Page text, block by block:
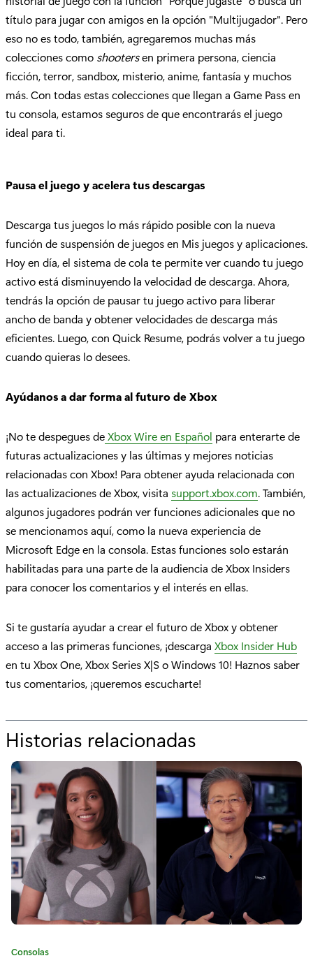
título para jugar con amigos en la opción "Multijugador". Pero
eso no es todo, también, agregaremos muchas más
colecciones como shootersen primera persona, ciencia
ficción, terror, sandbox, misterio, anime, fantasía y muchos
más. Con todas estas colecciones que llegan a Game Pass en
tu consola, estamos seguros de que encontrarás el juego
ideal para ti.
Pausa el juego y acelera tus descargas
Descarga tus juegos lo más rápido posible con la nueva
función de suspensión de juegos en Mis juegos y aplicaciones.
Hoy en día, el sistema de cola te permite ver cuando tu juego
activo está disminuyendo la velocidad de descarga. Ahora,
tendrás la opción de pausar tu juego activo para liberar
ancho de banda y obtener velocidades de descarga más
eficientes. Luego, con Quick Resume, podrás volver a tu juego
cuando quieras lo desees.
Ayúdanos a dar forma al futuro de Xbox
¡No te despegues deXbox Wire en Español para enterarte de
futuras actualizaciones y las últimas y mejores noticias
relacionadas con Xbox! Para obtener ayuda relacionada con
las actualizaciones de Xbox, visita support.xbox.com. También,
algunos jugadores podrán ver funciones adicionales que no
se mencionamos aquí, como la nueva experiencia de
Microsoft Edge en la consola. Estas funciones solo estarán
habilitadas para una parte de la audiencia de Xbox Insiders
para conocer los comentarios y el interés en ellas.
Si te gustaría ayudar a crear el futuro de Xbox y obtener
acceso a las primeras funciones, ¡descarga Xbox Insider Hub
en tu Xbox One, Xbox Series X|S o Windows 10! Haznos saber
tus comentarios, ¡queremos escucharte!
Historias relacionadas
o
r
"
L
a
c
C
Consolas